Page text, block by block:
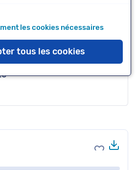
Douce, Corporative
Ajouter
les cookies nécessaires
tous les cookies